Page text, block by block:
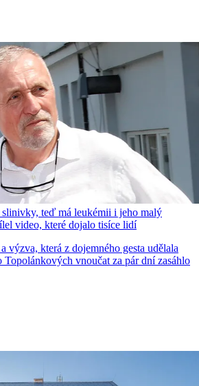
teď má leukémii i jeho malý
video, které dojalo tisíce lidí
výzva, která z dojemného gesta udělala
vnoučat za pár dní zasáhlo